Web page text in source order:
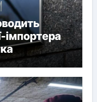
імпортера